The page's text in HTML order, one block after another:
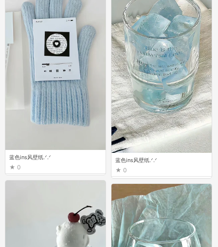
蓝色ins风壁纸.ᐟ.ᐟ
0
蓝色ins风壁纸.ᐟ.ᐟ
0